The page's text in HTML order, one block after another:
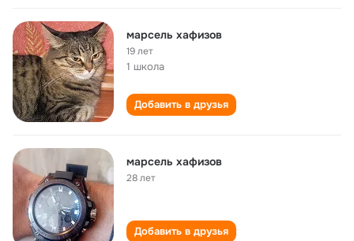
марсель хафизов
19 лет
1 школа
Добавить в друзья
марсель хафизов
28 лет
Добавить в друзья